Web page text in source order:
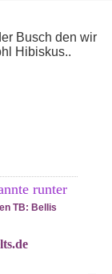
Busch den wir
Hibiskus..
runter
TB: Bellis